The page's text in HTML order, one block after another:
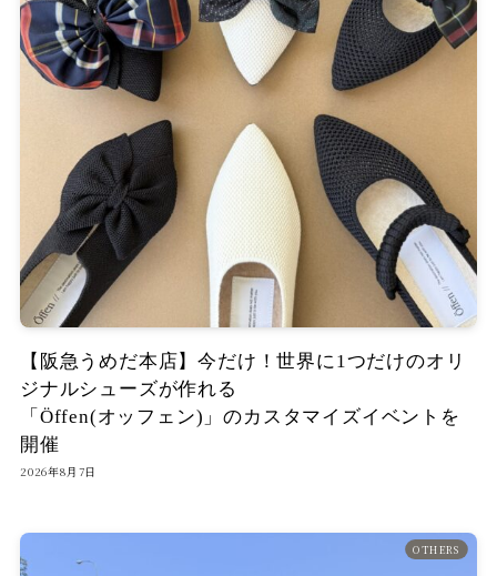
【阪急うめだ本店】今だけ！世界に1つだけのオリ
ジナルシューズが作れる
「Öffen(オッフェン)」のカスタマイズイベントを
開催
2026年8月7日
OTHERS